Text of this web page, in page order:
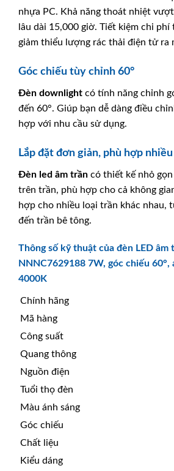
nhựa PC. Khả năng thoát nhiệt
lâu dài 15,000 giờ. Tiết kiệm chi phí
giảm thiểu lượng rác thải điện tử ra
Góc chiếu tùy chỉnh 60°
Đèn downlight có tính năng chỉnh
đến 60°. Giúp bạn dễ dàng điều
hợp với nhu cầu sử dụng.
Lắp đặt đơn giản, phù hợp
Đèn led âm trần có thiết kế nhỏ
trên trần, phù hợp cho cả không
hợp cho nhiều loại trần khác nhau,
đến trần bê tông.
Thông số kỹ thuật của đèn LED âm
NNNC7629188 7W, góc chiếu 60°,
4000K
Chính hãng
Mã hàng
Công suất
Quang thông
Nguồn điện
Tuổi thọ đèn
Màu ánh sáng
Góc chiếu
Chất liệu
Kiểu dáng